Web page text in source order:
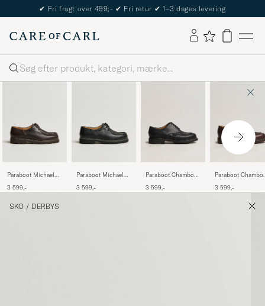
The Care of Carl Passport
Søg
Paraboot Michael
3 599,-
Paraboot Michael
3 599,-
Paraboot Chambord
3 599,-
Paraboot
3 599,-
SKO / DERBYS